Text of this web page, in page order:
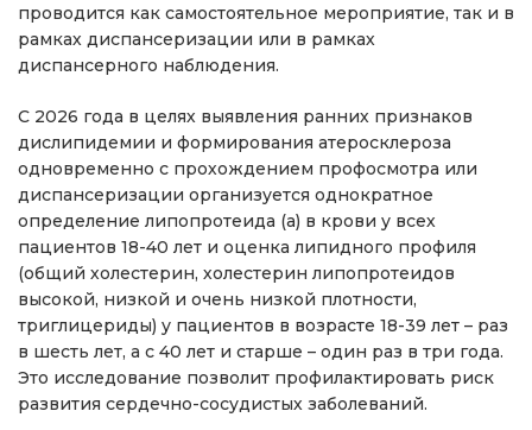
проводится как самостоятельное мероприятие, так и в
рамках диспансеризации или в рамках
диспансерного наблюдения.
С 2026 года в целях выявления ранних признаков
дислипидемии и формирования атеросклероза
одновременно с прохождением профосмотра или
диспансеризации организуется однократное
определение липопротеида (а) в крови у всех
пациентов 18-40 лет и оценка липидного профиля
(общий холестерин, холестерин липопротеидов
высокой, низкой и очень низкой плотности,
триглицериды) у пациентов в возрасте 18-39 лет – раз
в шесть лет, а с 40 лет и старше – один раз в три года.
Это исследование позволит профилактировать риск
развития сердечно-сосудистых заболеваний.